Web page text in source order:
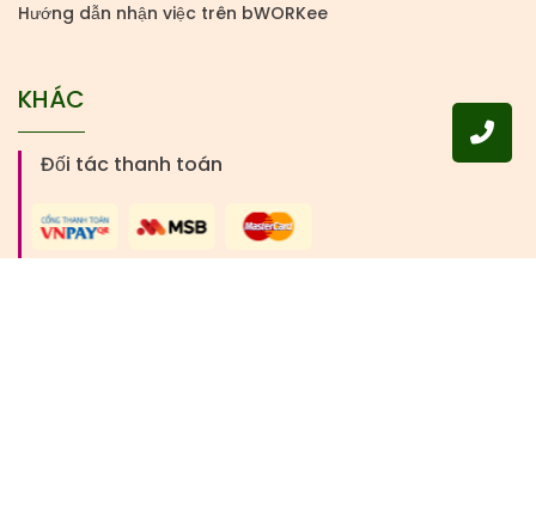
Hướng dẫn nhận việc trên bWORKee
KHÁC
Đối tác thanh toán